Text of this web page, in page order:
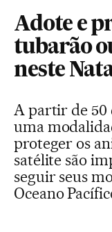
Adote e
tubarão
neste
A partir de 50
uma
proteger os
satélite são
seguir seus
Oceano